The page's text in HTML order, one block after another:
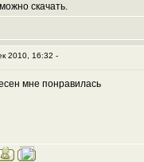
скачать.
2010, 16:32 -
мне понравилась